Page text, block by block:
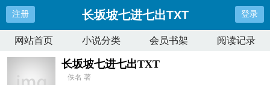
注册 长坂坡七进七出TXT 登录
网站首页 小说分类 会员书架 阅读记录
长坂坡七进七出TXT
佚名 著